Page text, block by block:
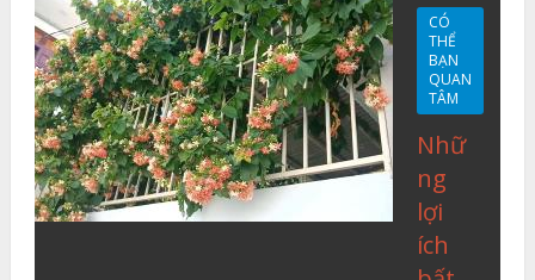
CÓ
THỂ
BẠN
QUAN
TÂM
Nhữ
ng
lợi
ích